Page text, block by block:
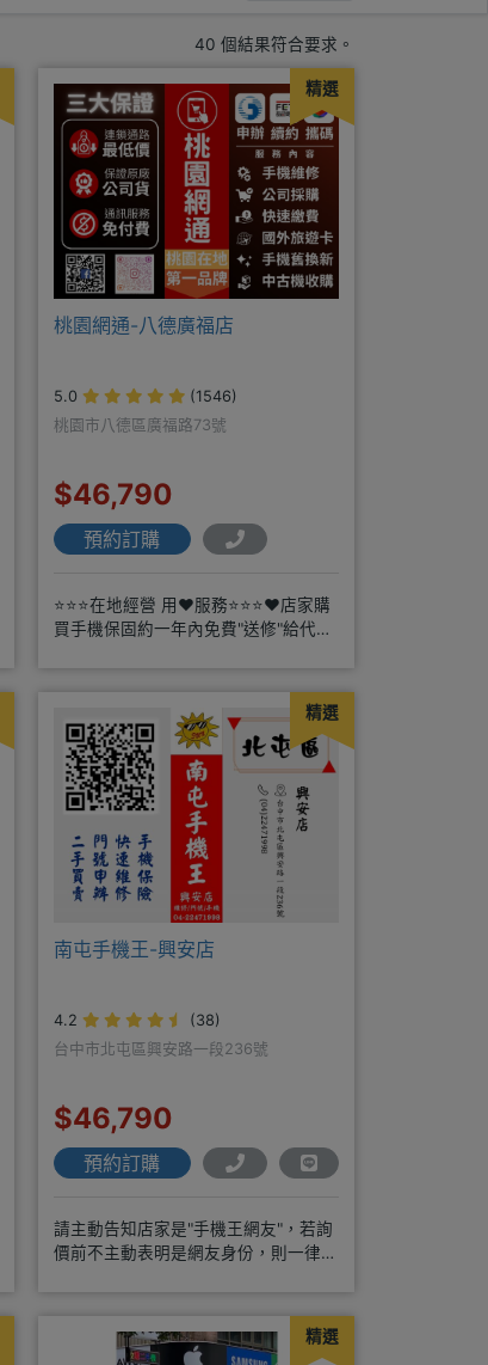
40 個結果符合要求。
精選
桃園網通-八德廣福店
5.0
(1546)
桃園市八德區廣福路73號
$46,790
預約訂購
⭐⭐⭐在地經營 用❤️服務⭐⭐⭐❤️店家購
買手機保固約一年內免費"送修"給代理
精選
南屯手機王-興安店
4.2
(38)
台中市北屯區興安路一段236號
$46,790
預約訂購
請主動告知店家是"手機王網友"，若詢
價前不主動表明是網友身份，則一律皆
精選